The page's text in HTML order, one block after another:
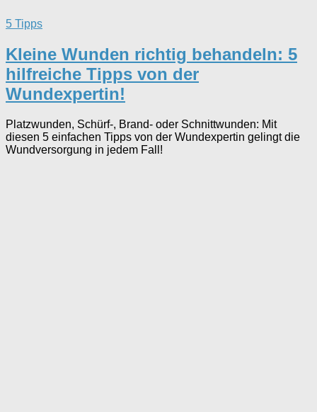
5 Tipps
Kleine Wunden richtig behandeln: 5
hilfreiche Tipps von der
Wundexpertin!
Platzwunden, Schürf-, Brand- oder Schnittwunden: Mit
diesen 5 einfachen Tipps von der Wundexpertin gelingt die
Wundversorgung in jedem Fall!